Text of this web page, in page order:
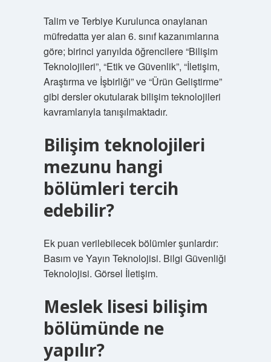
Talim ve Terbiye Kurulunca onaylanan
müfredatta yer alan 6. sınıf kazanımlarına
göre; birinci yarıyılda öğrencilere “Bilişim
Teknolojileri”, “Etik ve Güvenlik”, “İletişim,
Araştırma ve İşbirliği” ve “Ürün Geliştirme”
gibi dersler okutularak bilişim teknolojileri
kavramlarıyla tanışılmaktadır.
Bilişim teknolojileri
mezunu hangi
bölümleri tercih
edebilir?
Ek puan verilebilecek bölümler şunlardır:
Basım ve Yayın Teknolojisi. Bilgi Güvenliği
Teknolojisi. Görsel İletişim.
Meslek lisesi bilişim
bölümünde ne
yapılır?